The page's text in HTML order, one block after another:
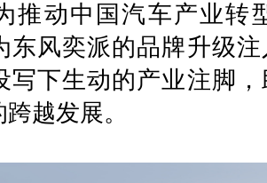
推动中国汽车产业转
东风奕派的品牌升级
写下生动的产业注脚
越发展。